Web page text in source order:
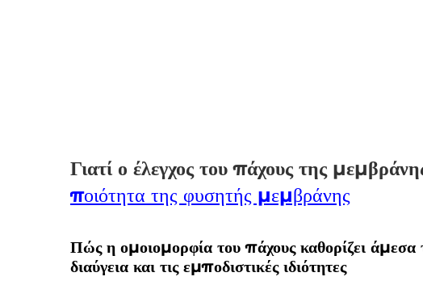
Γιατί ο έλεγχος του πάχους της
ποιότητα της φυσητής μεμβράνης
Πώς η ομοιομορφία του πάχους καθορίζει άμεσα
διαύγεια και τις εμποδιστικές ιδιότητες